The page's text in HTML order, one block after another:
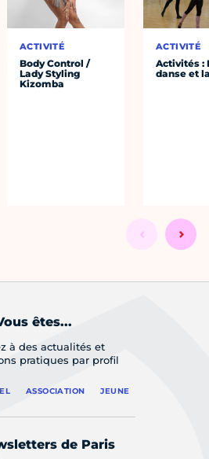
ACTIVITÉ
Body Control /
Lady Styling
Kizomba
ACTIVITÉ
Activités :
danse et
êtes...
à des actualités et
pratiques par profil
ASSOCIATION JEUNE
de Paris